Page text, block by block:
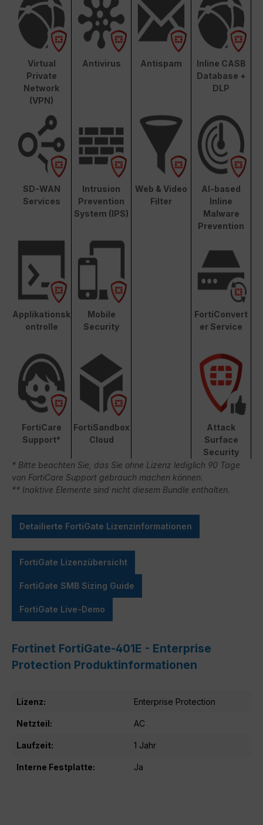
Virtual
Private
Network
(VPN)
Antivirus Antispam
Inline CASB
Database +
DLP
SD-WAN
Services
Intrusion
Prevention
System (IPS)
Web & Video
Filter
AI-based
Inline
Malware
Prevention
Applikationsk
ontrolle
Mobile
Security
FortiConvert
er Service
FortiCare
Support*
FortiSandbox
Cloud
Attack
Surface
Security
* Bitte beachten Sie, das Sie ohne Lizenz lediglich 90 Tage
von FortiCare Support gebrauch machen können.
** Inaktive Elemente sind nicht diesem Bundle enthalten.
Detailierte FortiGate Lizenzinformationen
FortiGate Lizenzübersicht
FortiGate SMB Sizing Guide
FortiGate Live-Demo
Fortinet FortiGate-401E - Enterprise
Protection Produktinformationen
Lizenz: Enterprise Protection
Netzteil: AC
Laufzeit: 1 Jahr
Interne Festplatte: Ja